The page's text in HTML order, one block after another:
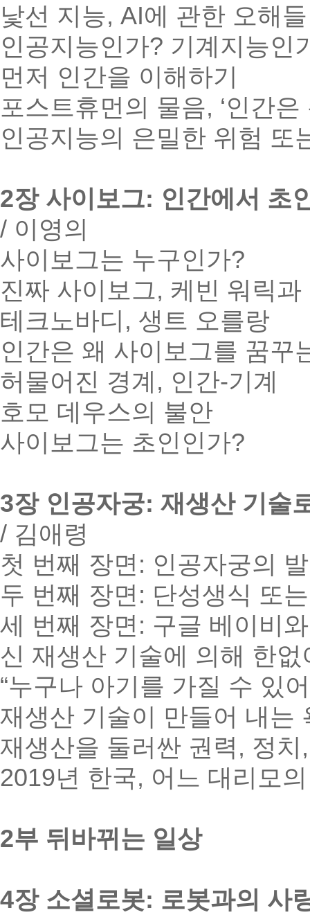
낯선 지능, AI에 관한 오해들
인공지능인가? 기계지능인
먼저 인간을 이해하기
포스트휴먼의 물음, ‘인간은
인공지능의 은밀한 위험 또
2장 사이보그: 인간에서 초
/ 이영의
사이보그는 누구인가?
진짜 사이보그, 케빈 워릭과
테크노바디, 생트 오를랑
인간은 왜 사이보그를 꿈꾸
허물어진 경계, 인간-기계
호모 데우스의 불안
사이보그는 초인인가?
3장 인공자궁: 재생산 기술
/ 김애령
첫 번째 장면: 인공자궁의
두 번째 장면: 단성생식 또
세 번째 장면: 구글 베이비와
신 재생산 기술에 의해 한
“누구나 아기를 가질 수 있
재생산 기술이 만들어 내는
재생산을 둘러싼 권력, 정치
2019년 한국, 어느 대리모
2부 뒤바뀌는 일상
4장 소셜로봇: 로봇과의 사